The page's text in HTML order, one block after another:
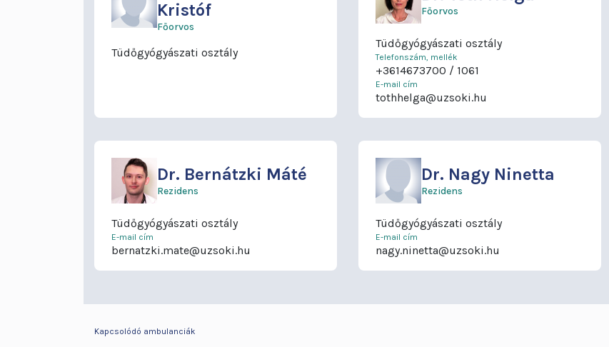
Kristóf
Főorvos
Tüdőgyógyászati osztály
Főorvos
Tüdőgyógyászati osztály
Telefonszám, mellék
+3614673700 1061
E-mail cím
tothhelga@uzsoki.hu
Dr. Bernátzki Máté
Rezidens
Tüdőgyógyászati osztály
E-mail cím
bernatzki.mate@uzsoki.hu
Dr. Nagy Ninetta
Rezidens
Tüdőgyógyászati osztály
E-mail cím
nagy.ninetta@uzsoki.hu
Kapcsolódó ambulanciák